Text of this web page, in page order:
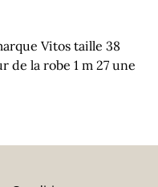
Vitos taille 38
de la robe 1 m 27 une